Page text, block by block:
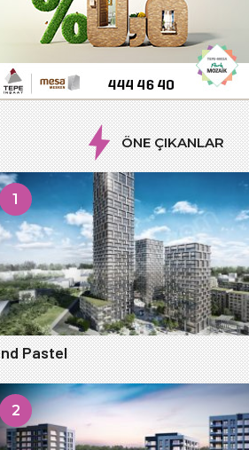
ÖNE ÇIKANLAR
1
Pastel
2